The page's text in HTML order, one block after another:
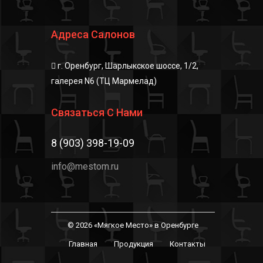
Адреса Салонов
г. Оренбург, Шарлыкское шоссе, 1/2,
галерея N6 (ТЦ Мармелад)
Связаться С Нами
8 (903) 398-19-09
info@mestom.ru
© 2026 «Мягкое Место» в Оренбурге
Главная Продукция Контакты